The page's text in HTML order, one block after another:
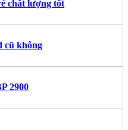
chất lượng tốt
cũ không
2900